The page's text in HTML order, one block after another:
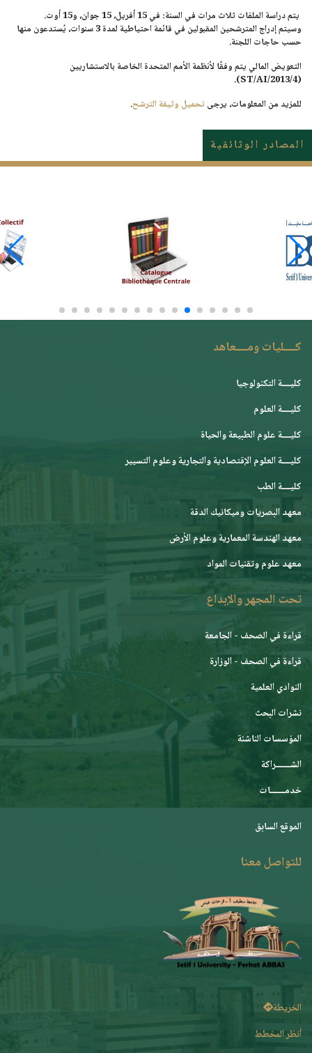
يتم دراسة الملفاتثلاث مرات في السنة: في15 أفريل، 15 جوان، و15 أوت
.
وسيتم إدراج المترشحين المقبولين في قائمة احتياطية لمدة 3 سنوات
، يُستدعون منها
حسب حاجات اللجنة.
التعويض المالي يتم وفقًا لأنظمة الأمم المتحدة الخاصة بالاستشاريين
(
ST/AI/2013/4
).
للمزيد من المعلومات، يرجىتحميل وثيقة الترشح.
المصادر الوثائقية
كــــليات ومــــعاهد
كليــــة التكنولوجيا
كليــــة العلوم
كليــــة علوم الطبيعة والحياة
كليــــة العلوم الإقتصادية والتجارية وعلوم التسيير
كليــــة الطب
معهد البصريات وميكانيك الدقة
معهد الهندسة المعمارية وعلوم الأرض
معهد علوم وتقنيات المواد
تحت المجهر والإبداع
قراءة في الصحف - الجامعة
قراءة في الصحف - الوزارة
النوادي العلمية
نشرات البحث
المؤسسات الناشئة
الشـــــــراكة
خدمـــــــات
الموقع السابق
للتواصل معنا
الخريطة
أنظر المخطط